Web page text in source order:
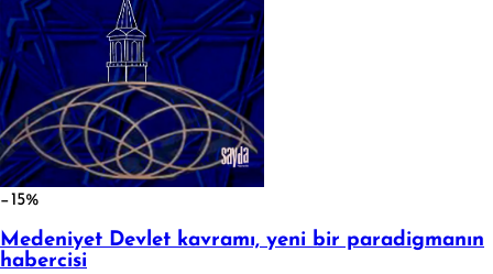
−15%
Medeniyet Devlet kavramı, yeni bir paradigmanın
habercisi